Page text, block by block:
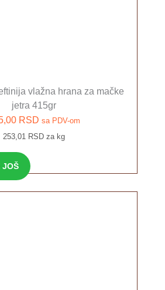
vlažna hrana za mačke
jetra 415gr
RSD sa PDV-om
253,01 RSD za kg
JOŠ